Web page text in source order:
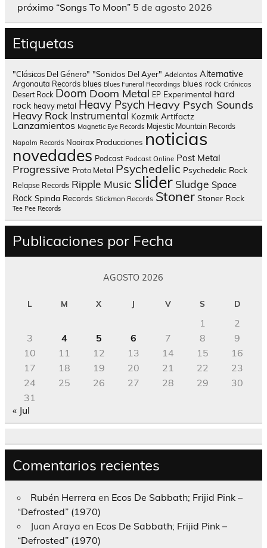
próximo “Songs To Moon” 5 de agosto 2026
Etiquetas
"Clásicos Del Género" "Sonidos Del Ayer" Adelantos Alternative
Argonauta Records blues Blues Funeral Recordings blues rock Crónicas
Desert Rock Doom Doom Metal EP Experimental hard
rock heavy metal Heavy Psych Heavy Psych Sounds
Heavy Rock Instrumental Kozmik Artifactz
Lanzamientos Magnetic Eye Records Majestic Mountain Records
Napalm Records Nooirax Producciones noticias
novedades Podcast Podcast Online Post Metal
Progressive Proto Metal Psychedelic Psychedelic Rock
Relapse Records Ripple Music slider Sludge Space
Rock Spinda Records Stickman Records Stoner Stoner Rock
Tee Pee Records
Publicaciones por Fecha
AGOSTO 2026
L M X J V S D
1
2
3
4 5 6 7 8
9
10
11 12 13 14 15
16
17
18 19 20 21 22
23
24
25 26 27 28 29
30
31
« Jul
Comentarios recientes
Rubén Herrera en Ecos De Sabbath; Frijid Pink –
“Defrosted” (1970)
Juan Araya en Ecos De Sabbath; Frijid Pink –
“Defrosted” (1970)